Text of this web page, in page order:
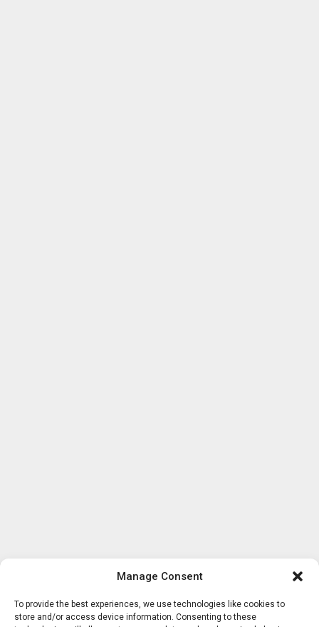
Manage Consent
To provide the best experiences, we use technologies like cookies to
store and/or access device information. Consenting to these